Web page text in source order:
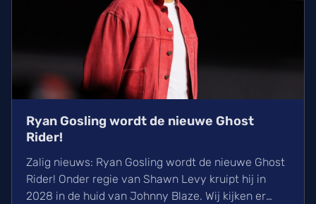
Ryan Gosling wordt de nieuwe Ghost
Rider!
Zalig nieuws: Ryan Gosling wordt de nieuwe Ghost
Rider! Onder regie van Shawn Levy kruipt hij in
2028 in de huid van Johnny Blaze. Wij kijken er